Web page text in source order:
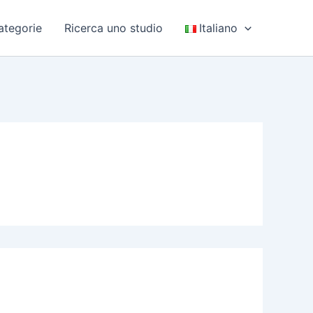
Ricerca uno studio Italiano